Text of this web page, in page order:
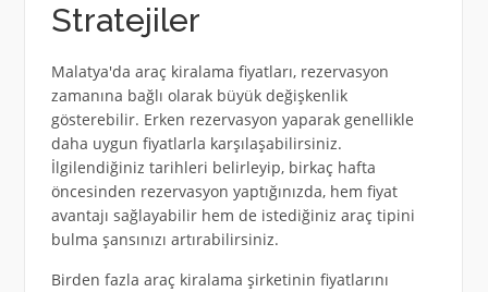
Stratejiler
Malatya'da araç kiralama fiyatları, rezervasyon
zamanına bağlı olarak büyük değişkenlik
gösterebilir. Erken rezervasyon yaparak genellikle
daha uygun fiyatlarla karşılaşabilirsiniz.
İlgilendiğiniz tarihleri belirleyip, birkaç hafta
öncesinden rezervasyon yaptığınızda, hem fiyat
avantajı sağlayabilir hem de istediğiniz araç tipini
bulma şansınızı artırabilirsiniz.
Birden fazla araç kiralama şirketinin fiyatlarını